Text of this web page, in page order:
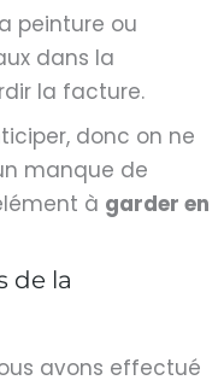
peinture ou
dans la
la facture.
donc on ne
manque de
à garder en
de la
avons effectué